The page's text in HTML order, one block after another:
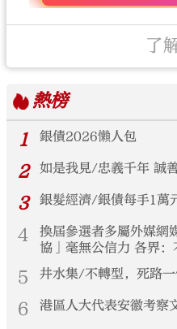
了
熱榜
1
銀債2026懶人包
2 如是我見/忠義千年 誠
3 銀髮經濟/銀債每手1
4
換屆參選者多屬外媒網
協」毫無公信力 各界：
5 井水集/不轉型，死路
6 港區人大代表安徽考察